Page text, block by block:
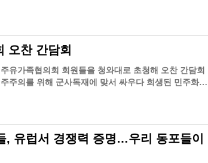
오찬 간담회
유가족협의회 회원들을 청와대로 초청해 오찬 간담회
주의를 위해 군사독재에 맞서 싸우다 희생된 민주화
, 유럽서 경쟁력 증명…우리 동포들이